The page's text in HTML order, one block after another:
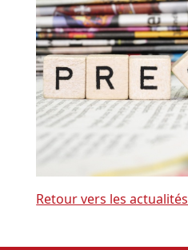
Retour vers les actualités